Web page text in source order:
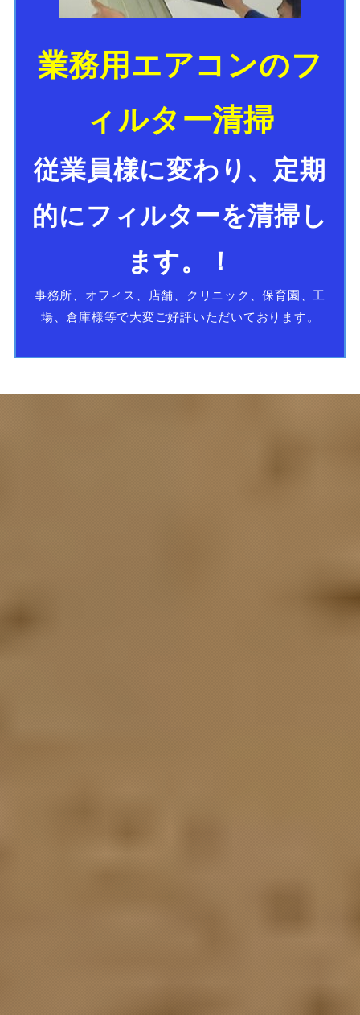
業務用エアコンのフ
ィルター清掃
従業員様に変わり、定期
的にフィルターを清掃し
ます。！
事務所、オフィス、店舗、クリニック、保育園、工
場、倉庫様等で大変ご好評いただいております。